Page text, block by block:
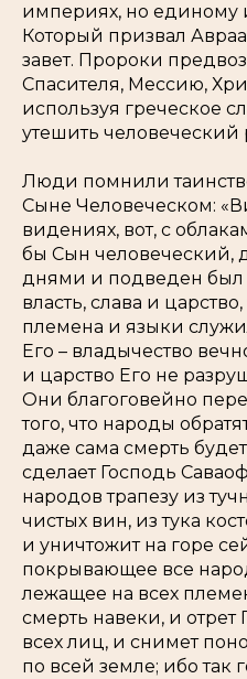
империях, но единому
Который призвал
завет. Пророки
Спасителя, Мессию,
используя греческое
утешить человеческий
Люди помнили
Сыне Человеческом:
видениях, вот, с
бы Сын человеческий,
днями и подведен был
власть, слава и
племена и языки
Его – владычество
и царство Его не
Они благоговейно
того, что народы
даже сама смерть
сделает Господь
народов трапезу из
чистых вин, из тука
и уничтожит на горе
покрывающее все
лежащее на всех
смерть навеки, и отрет
всех лиц, и снимет
по всей земле; ибо так